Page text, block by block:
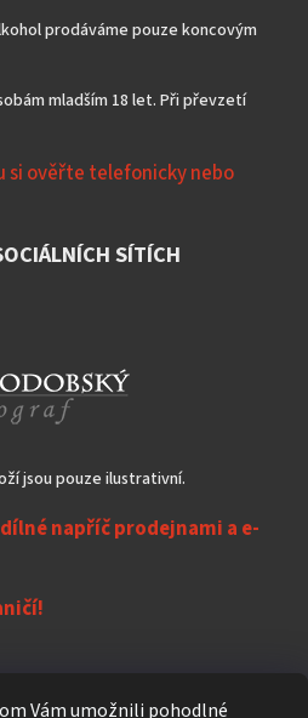
Vám umožnili pohodlné
prodáváme pouze koncovým
mladším 18 let. Při převzetí
si ověřte telefonicky nebo
SÍTÍCH
jsou pouze ilustrativní.
napříč prodejnami a e-